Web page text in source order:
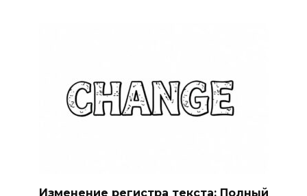
Изменение регистра текста: Полный